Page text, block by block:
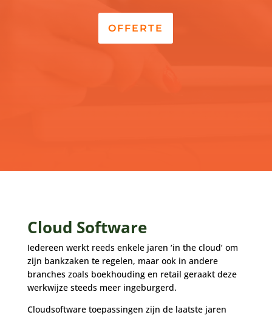
OFFERTE
Cloud Software
Iedereen werkt reeds enkele jaren ‘in the cloud’ om
zijn bankzaken te regelen, maar ook in andere
branches zoals boekhouding en retail geraakt deze
werkwijze steeds meer ingeburgerd.
Cloudsoftware toepassingen zijn de laatste jaren